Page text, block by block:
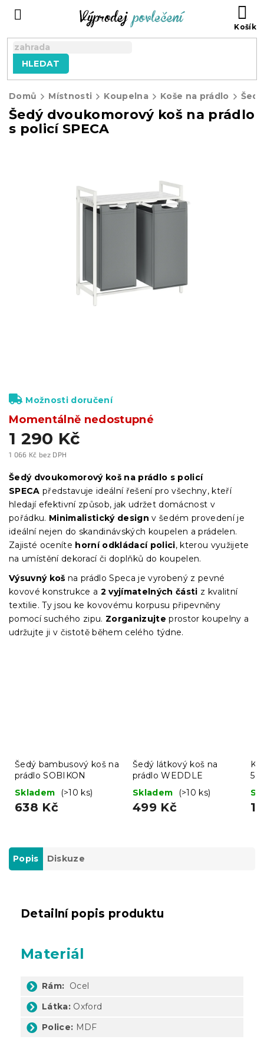
HLEDAT
Domů Místnosti Koupelna Koše na prádlo
Šedý dvoukomorový koš na prádlo
s policí SPECA
1 290 Kč
1 066 Kč bez DPH
cena:
Momentálně nedostupné
Možnosti doručení
Šedý dvoukomorový koš na prádlo s policí
SPECA představuje ideální řešení pro všechny, kteří
hledají efektivní způsob, jak udržet domácnost v
pořádku. Minimalistický design v šedém provedení je
ideální nejen do skandinávských koupelen a prádelen.
Zajisté oceníte horní odkládací polici, kterou využijete
na umístění dekorací či doplňků do koupelen.
Výsuvný koš na prádlo Speca je vyrobený z pevné
kovové konstrukce a 2 vyjímatelných části z kvalitní
textilie. Ty jsou ke kovovému korpusu připevněny
pomocí suchého zipu. Zorganizujte prostor koupelny a
udržujte ji v čistotě během celého týdne.
Šedý bambusový koš na
prádlo SOBIKON
Skladem
(>10 ks)
638 Kč
Šedý látkový koš na
prádlo WEDDLE
Skladem
(>10 ks)
499 Kč
50
Popis Diskuze
Detailní popis produktu
Materiál
Rám: Ocel
Látka: Oxford
Police: MDF